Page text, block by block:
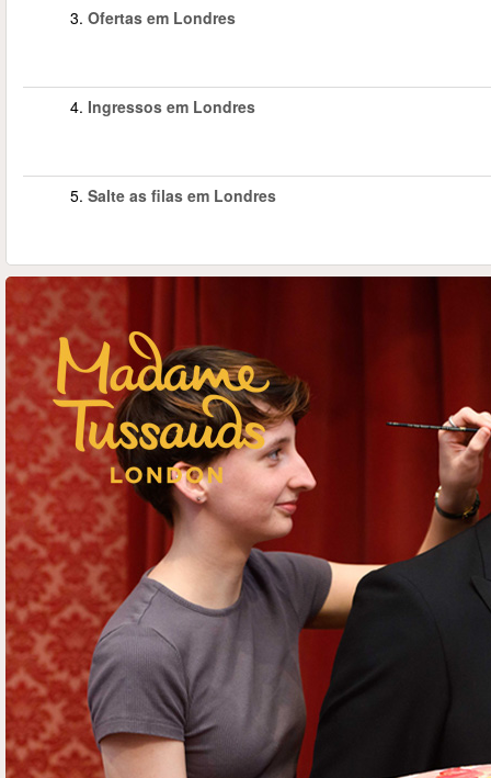
3. Ofertas em Londres
4. Ingressos em Londres
5. Salte as filas em Londres